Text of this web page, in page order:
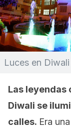
Luces en
Las leyendas
Diwali se
calles. Era